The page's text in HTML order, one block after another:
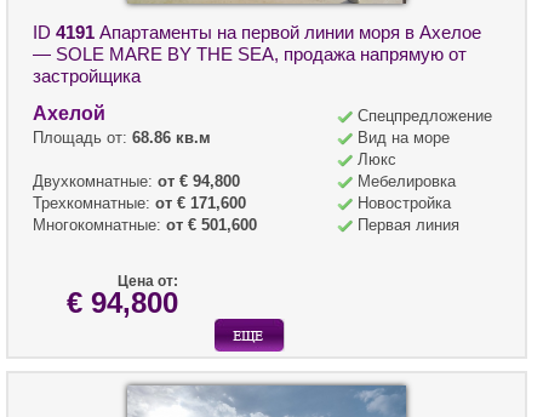
ID 4191 Апартаменты на первой линии моря в Ахелое
— SOLE MARE BY THE SEA, продажа напрямую от
застройщика
Ахелой
Площадь от: 68.86 кв.м
Двухкомнатные: от € 94,800
Трехкомнатные: от € 171,600
Многокомнатные: от € 501,600
Спецпредложение
Вид на море
Люкс
Мебелировка
Новостройка
Первая линия
Цена от:
€ 94,800